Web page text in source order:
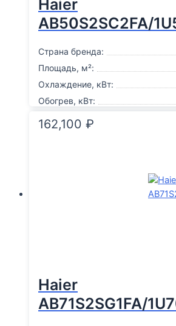
Haier
AB50S2SC2FA/
Страна бренда:
Площадь, м²:
Охлаждение, кВт:
Обогрев, кВт:
162,100 ₽
Haier
AB71S2SG1FA/